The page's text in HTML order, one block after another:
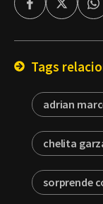
FacebookTwitter
Tags
adrian
chelita
sorprende